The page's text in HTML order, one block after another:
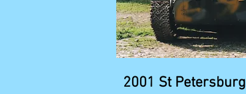
2001 St Petersburg